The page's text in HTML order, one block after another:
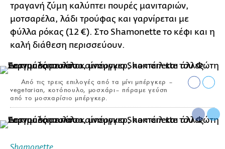
τραγανή ζύμη καλύπτει πουρές μανιταριών,
μοτσαρέλα, λάδι τρούφας και γαρνίρεται με
φύλλα ρόκας (12 €). Στο Shamonette το κέφι και η
καλή διάθεση περισσεύουν.
Από τις τρεις επιλογές από τα μίνι μπέργκερ –
vegetarian, κοτόπουλο, μοσχάρι– πήραμε γεύση
από το μοσχαρίσιο μπέργκερ.